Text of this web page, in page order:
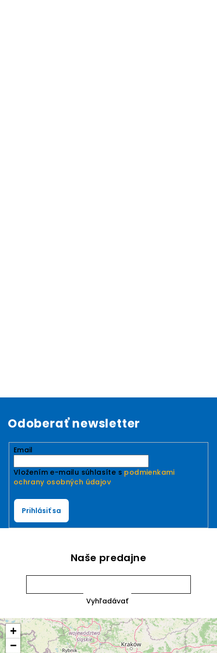
Odoberať newsletter
Email
Vložením e-mailu súhlasíte s podmienkami
ochrany osobných údajov
Prihlásiť sa
Naše predajne
+
−